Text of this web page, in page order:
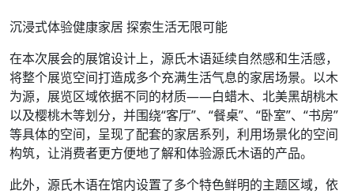
沉浸式体验健康家居 探索生活无限可能
在本次展会的展馆设计上，源氏木语延续自然感和生活感，
将整个展览空间打造成多个充满生活气息的家居场景。以木
为源，展览区域依据不同的材质——白蜡木、北美黑胡桃木
以及樱桃木等划分，并围绕“客厅”、“餐桌”、“卧室”、“书房”
等具体的空间，呈现了配套的家居系列，利用场景化的空间
构筑，让消费者更方便地了解和体验源氏木语的产品。
此外，源氏木语在馆内设置了多个特色鲜明的主题区域，依